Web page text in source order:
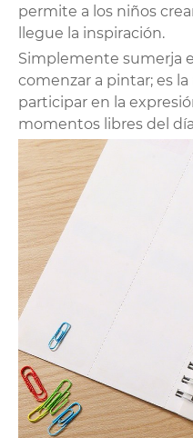
permite a los niños
llegue la inspiración.
Simplemente sumerja
comenzar a pintar; es
participar en la
momentos libres del